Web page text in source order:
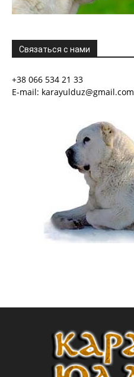
Связаться с нами
+38 066 534 21 33
E-mail: karayulduz@gmail.com